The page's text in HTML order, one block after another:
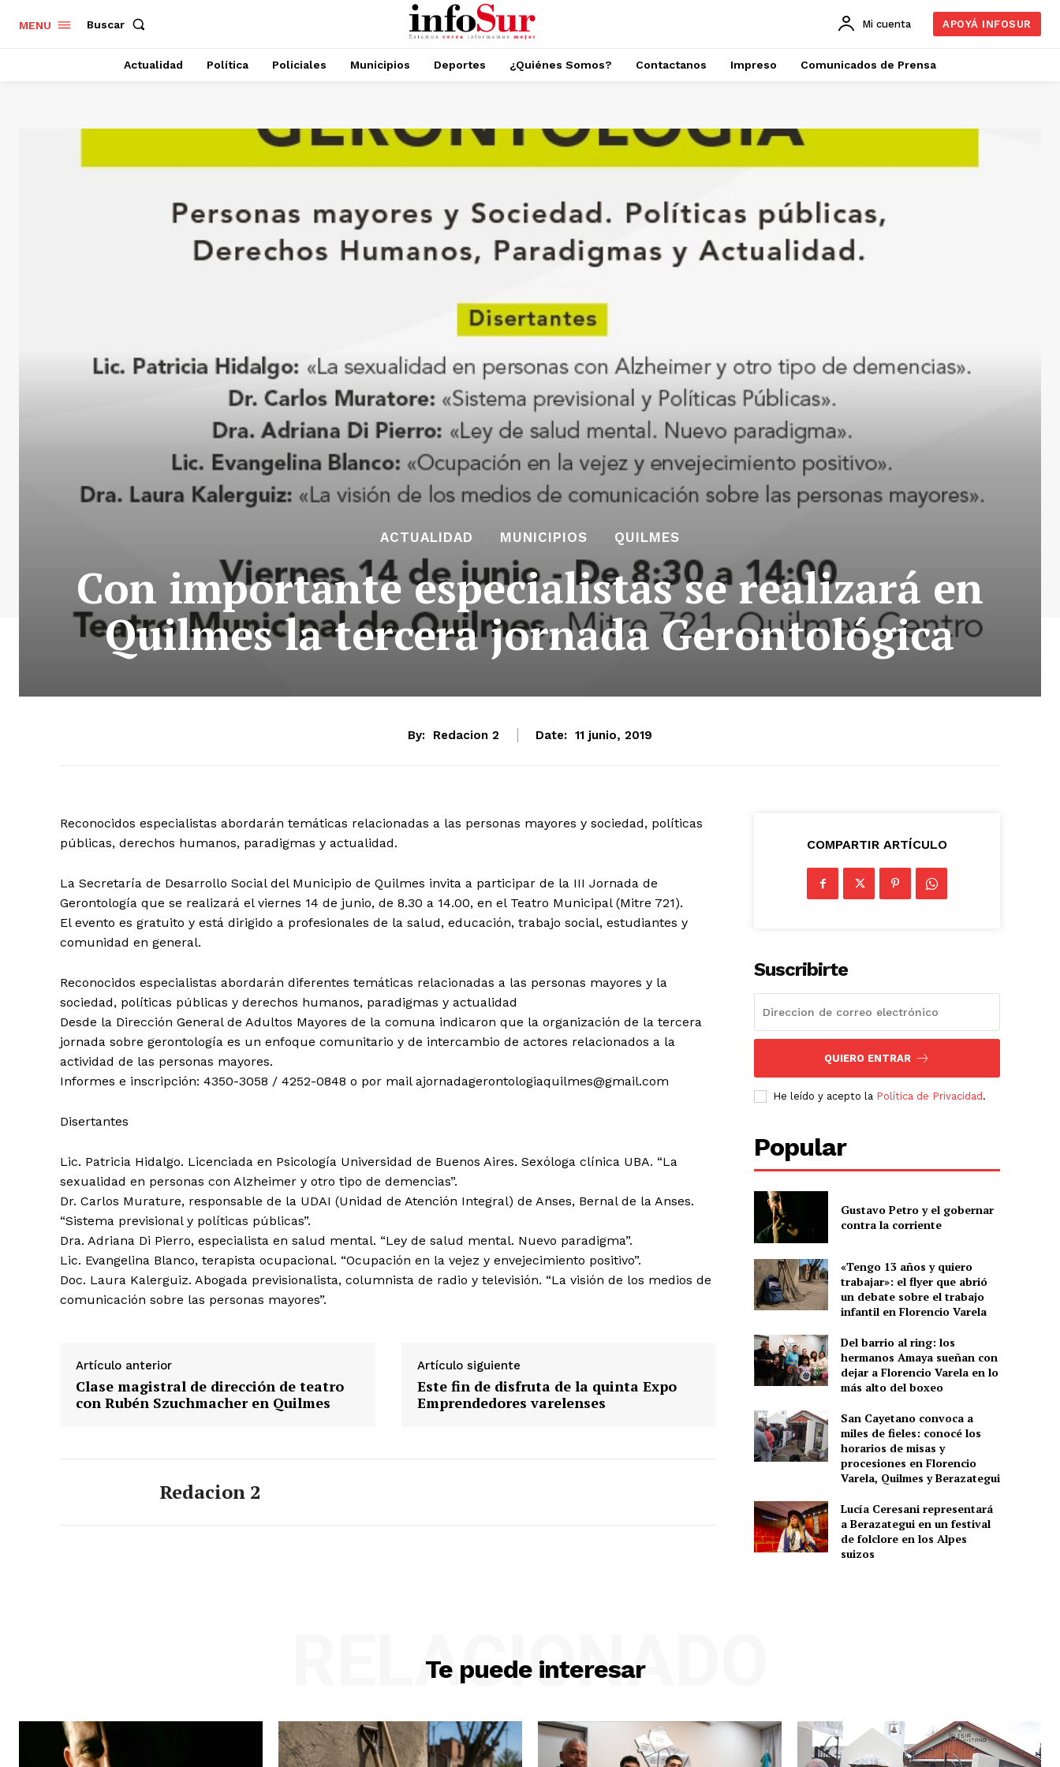
MENU Buscar Mi cuenta APOYÁ INFOSUR
Actualidad Política Policiales Municipios Deportes ¿Quiénes Somos? Contactanos Impreso Comunicados de Prensa
ACTUALIDAD MUNICIPIOS QUILMES
Con importante especialistas se realizará en
Quilmes la tercera jornada Gerontológica
By: Redacion 2 Date: 11 junio, 2019
Reconocidos especialistas abordarán temáticas relacionadas a las personas mayores y sociedad, políticas
públicas, derechos humanos, paradigmas y actualidad.
La Secretaría de Desarrollo Social del Municipio de Quilmes invita a participar de la III Jornada de
Gerontología que se realizará el viernes 14 de junio, de 8.30 a 14.00, en el Teatro Municipal (Mitre 721).
El evento es gratuito y está dirigido a profesionales de la salud, educación, trabajo social, estudiantes y
comunidad en general.
Reconocidos especialistas abordarán diferentes temáticas relacionadas a las personas mayores y la
sociedad, políticas públicas y derechos humanos, paradigmas y actualidad
Desde la Dirección General de Adultos Mayores de la comuna indicaron que la organización de la tercera
jornada sobre gerontología es un enfoque comunitario y de intercambio de actores relacionados a la
actividad de las personas mayores.
Informes e inscripción: 4350-3058 / 4252-0848 o por mail ajornadagerontologiaquilmes@gmail.com
Disertantes
Lic. Patricia Hidalgo. Licenciada en Psicología Universidad de Buenos Aires. Sexóloga clínica UBA. “La
sexualidad en personas con Alzheimer y otro tipo de demencias”.
Dr. Carlos Murature, responsable de la UDAI (Unidad de Atención Integral) de Anses, Bernal de la Anses.
“Sistema previsional y políticas públicas”.
Dra. Adriana Di Pierro, especialista en salud mental. “Ley de salud mental. Nuevo paradigma”.
Lic. Evangelina Blanco, terapista ocupacional. “Ocupación en la vejez y envejecimiento positivo”.
Doc. Laura Kalerguiz. Abogada previsionalista, columnista de radio y televisión. “La visión de los medios de
comunicación sobre las personas mayores”.
Artículo anterior
Clase magistral de dirección de teatro
con Rubén Szuchmacher en Quilmes
Artículo siguiente
Este fin de disfruta de la quinta Expo
Emprendedores varelenses
Redacion 2
COMPARTIR ARTÍCULO
Suscribirte
QUIERO ENTRAR
He leído y acepto la Política de Privacidad .
Popular
Gustavo Petro y el gobernar
contra la corriente
«Tengo 13 años y quiero
trabajar»: el flyer que abrió
un debate sobre el trabajo
infantil en Florencio Varela
Del barrio al ring: los
hermanos Amaya sueñan con
dejar a Florencio Varela en lo
más alto del boxeo
San Cayetano convoca a
miles de fieles: conocé los
horarios de misas y
procesiones en Florencio
Varela, Quilmes y Berazategui
Lucía Ceresani representará
a Berazategui en un festival
de folclore en los Alpes
suizos
Te puede interesar
RELACIONADO